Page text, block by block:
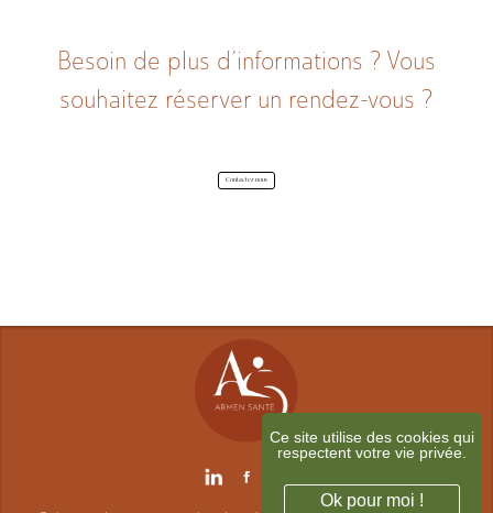
Besoin de plus d’informations ? Vous
souhaitez réserver un rendez-vous ?
Contactez-nous
Ce site utilise des cookies qui
respectent votre vie privée.
Ok pour moi !